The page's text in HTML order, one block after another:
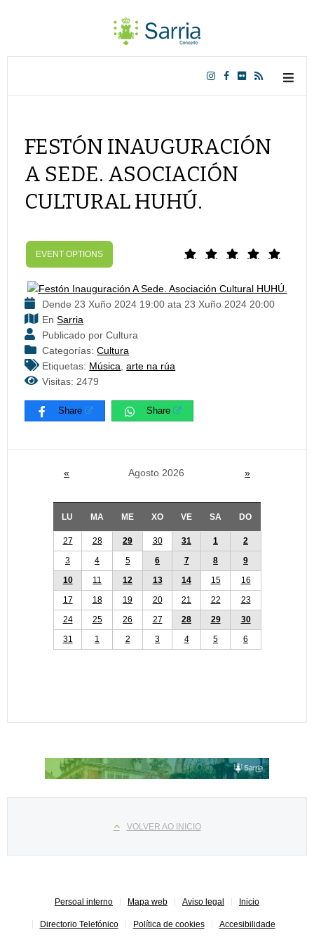
FESTÓN INAUGURACIÓN
A SEDE. ASOCIACIÓN
CULTURAL HUHÚ.
EVENT OPTIONS
Dende 23 Xuño 2024 19:00 ata 23 Xuño 2024 20:00
EnSarria
Publicado por Cultura
Categorías:Cultura
Etiquetas: Música,arte na rúa
Visitas: 2479
Share Share
« Agosto 2026 »
LU MA ME XO VE SA DO
27 28 29 30 31 1
2
3
4 5 6 7 8
9
10
11 12 13 14 15
16
17
18 19 20 21 22
23
24
25 26 27 28 29
30
31
1 2 3 4 5 6
VOLVER AO INICIO
Persoal interno Mapa web Aviso legal Inicio
Directorio Telefónico Política de cookies Accesibilidade